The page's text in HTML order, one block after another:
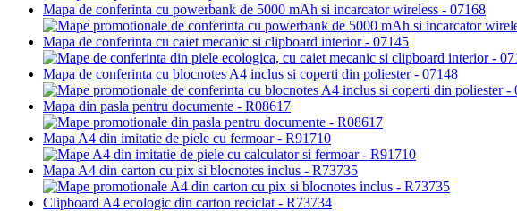
Mapa de conferinta cu powerbank de 5000 mAh si incarcator wireless - 07168
Mapa de conferinta cu caiet mecanic si clipboard interior - 07145
Mapa de conferinta cu blocnotes A4 inclus si coperti din poliester - 07148
Mapa din pasla pentru documente - R08617
Mapa A4 din imitatie de piele cu fermoar - R91710
Mapa A4 din carton cu pix si blocnotes inclus - R73735
Clipboard A4 ecologic din carton reciclat - R73734